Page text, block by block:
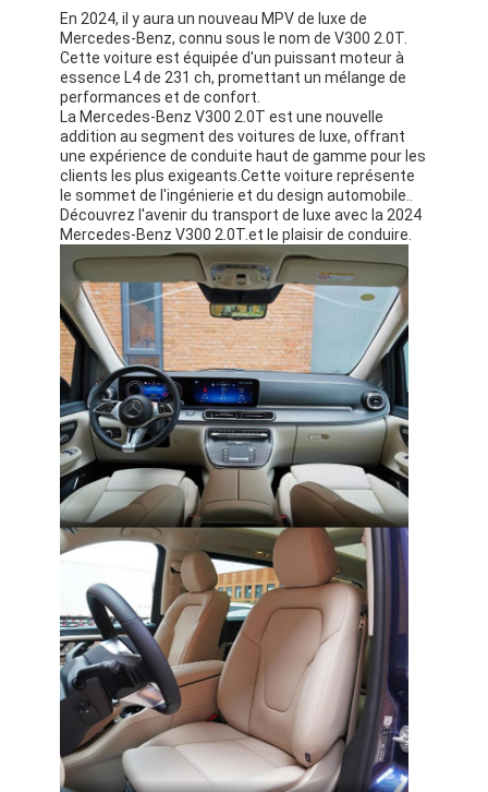
À la maison
Produits
Vidéos
À propos de nous
Visite de l'usine
Nous contacter
Pour les véhicules électriques
Mercedes Benz, voiture de sport
Le SUV Mercedes Benz
Voiture électrique Mercedes Benz
En 2024, il y aura un nouveau MPV de luxe de
Mercedes-Benz, connu sous le nom de V300 2.0T.
Cette voiture est équipée d'un puissant moteur à
essence L4 de 231 ch, promettant un mélange de
performances et de confort.
La Mercedes-Benz V300 2.0T est une nouvelle
addition au segment des voitures de luxe, offrant
une expérience de conduite haut de gamme pour les
clients les plus exigeants.Cette voiture représente
le sommet de l'ingénierie et du design automobile..
Découvrez l'avenir du transport de luxe avec la 2024
Mercedes-Benz V300 2.0T.et le plaisir de conduire.